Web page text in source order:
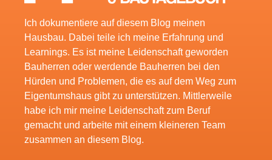
Ich dokumentiere auf diesem Blog meinen
Hausbau. Dabei teile ich meine Erfahrung und
Learnings. Es ist meine Leidenschaft geworden
Bauherren oder werdende Bauherren bei den
Hürden und Problemen, die es auf dem Weg zum
Eigentumshaus gibt zu unterstützen. Mittlerweile
habe ich mir meine Leidenschaft zum Beruf
gemacht und arbeite mit einem kleineren Team
zusammen an diesem Blog.